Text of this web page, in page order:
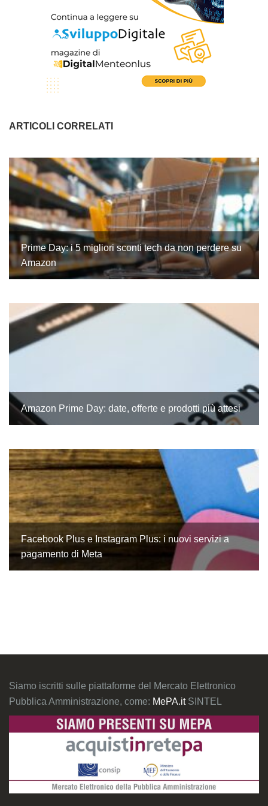
ARTICOLI CORRELATI
Prime Day: i 5 migliori sconti tech da non perdere su
Amazon
Amazon Prime Day: date, offerte e prodotti più attesi
Facebook Plus e Instagram Plus: i nuovi servizi a
pagamento di Meta
Siamo iscritti sulle piattaforme del Mercato Elettronico
Pubblica Amministrazione, come: MePA.it SINTEL